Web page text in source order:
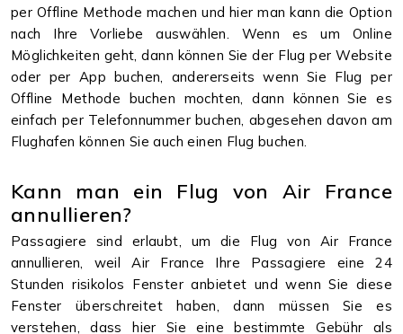
per Offline Methode machen und hier man kann die Option
nach Ihre Vorliebe auswählen. Wenn es um Online
Möglichkeiten geht, dann können Sie der Flug per Website
oder per App buchen, andererseits wenn Sie Flug per
Offline Methode buchen mochten, dann können Sie es
einfach per Telefonnummer buchen, abgesehen davon am
Flughafen können Sie auch einen Flug buchen.
Kann man ein Flug von Air France
annullieren?
Passagiere sind erlaubt, um die Flug von Air France
annullieren, weil Air France Ihre Passagiere eine 24
Stunden risikolos Fenster anbietet und wenn Sie diese
Fenster überschreitet haben, dann müssen Sie es
verstehen, dass hier Sie eine bestimmte Gebühr als